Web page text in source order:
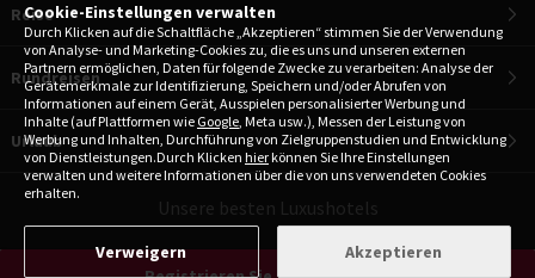
Cookie-Einstellungen verwalten
Durch Klicken auf die Schaltfläche „Akzeptieren“ stimmen Sie der Verwendung
von Analyse- und Marketing-Cookies zu, die es uns und unseren externen
Partnern ermöglichen, Daten für folgende Zwecke zu verarbeiten: Analyse der
Gerätemerkmale zur Identifizierung, Speichern und/oder Abrufen von
Informationen auf einem Gerät, Ausspielen personalisierter Werbung und
Inhalte (auf Plattformen wie Google, Meta usw.), Messen der Leistung von
Werbung und Inhalten, Durchführung von Zielgruppenstudien und Entwicklung
von Dienstleistungen.Durch Klicken hier können Sie Ihre Einstellungen
verwalten und weitere Informationen über die von uns verwendeten Cookies
erhalten.
Akzeptieren
Verweigern
Reise
Rundreisen
Urlaub
Unsere besten Luxushotels